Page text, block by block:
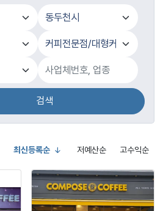
검색
최신등록순 저예산순 고수익순